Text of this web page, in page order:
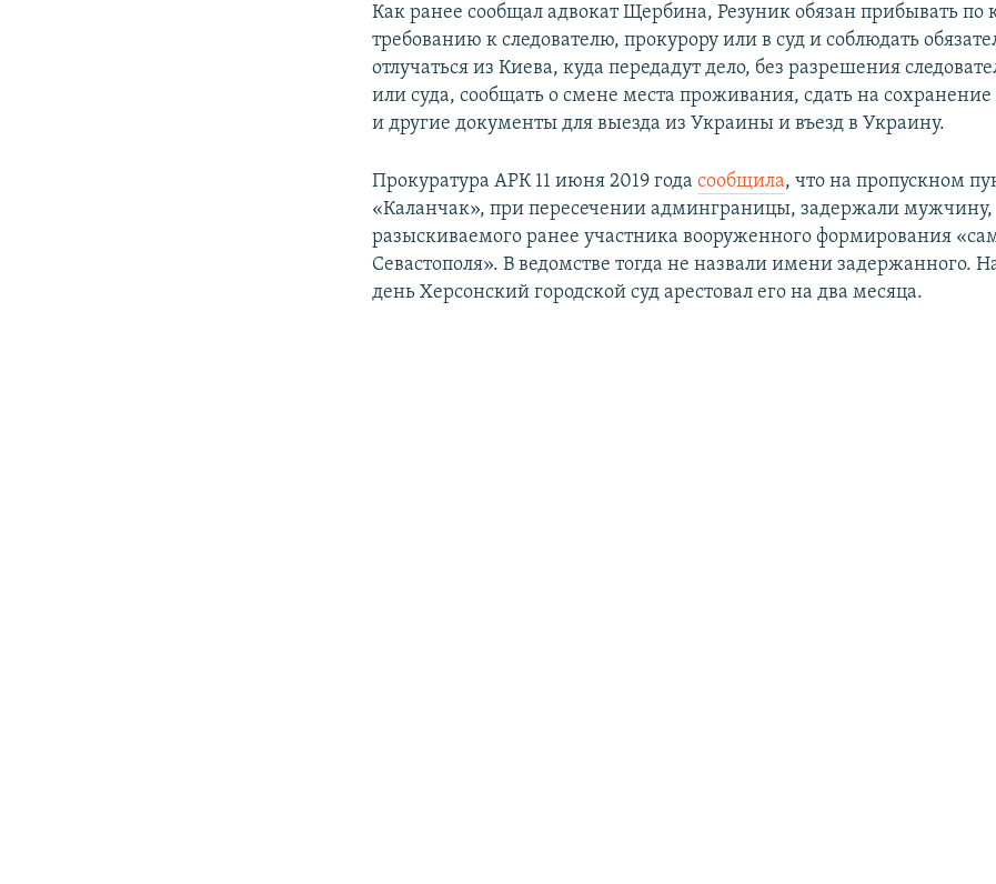
Как ранее сообщал адвокат Щербина, Резуник обязан прибывать по
требованию к следователю, прокурору или в суд и соблюдать
отлучаться из Киева, куда передадут дело, без разрешения
или суда, сообщать о смене места проживания, сдать на сохранение
и другие документы для выезда из Украины и въезд в Украину.
Прокуратура АРК 11 июня 2019 годасообщила, что на пропускном
«Каланчак», при пересечении админграницы, задержали мужчину,
разыскиваемого ранее участника вооруженного формирования
Севастополя». В ведомстве тогда не назвали имени задержанного.
день Херсонский городской суд арестовал его на два месяца.